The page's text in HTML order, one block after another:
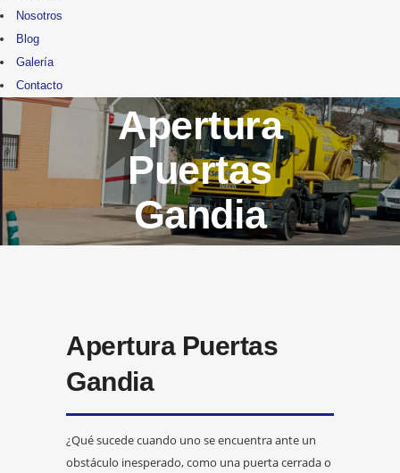
Nosotros
Blog
Galería
Contacto
Apertura
Puertas
Gandia
Apertura Puertas
Gandia
¿Qué sucede cuando uno se encuentra ante un
obstáculo inesperado, como una puerta cerrada o